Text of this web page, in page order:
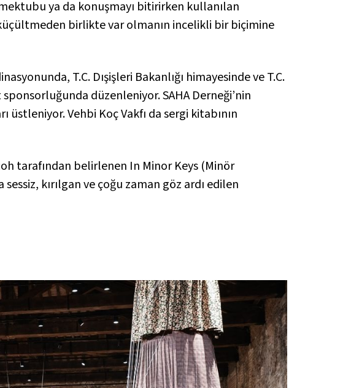
ya da konuşmayı bitirirken kullanılan
birlikte var olmanın incelikli bir biçimine
T.C. Dışişleri Bakanlığı himayesinde ve T.C.
düzenleniyor. SAHA Derneği’nin
Vehbi Koç Vakfı da sergi kitabının
tarafından belirlenen In Minor Keys (Minör
kırılgan ve çoğu zaman göz ardı edilen